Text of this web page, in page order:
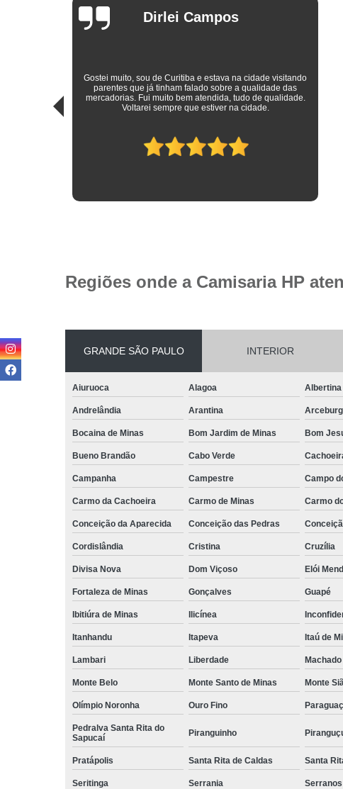
Arthur Mello
Roupas sociais de excelente qualidade e preço mais do que
justo! Atendimento ímpar!
Regiões onde a Camisaria HP
GRANDE SÃO PAULO INTERIOR
Aiuruoca Alagoa Albertina
Andrelândia Arantina
Bocaina de Minas Bom Jardim de Minas Bom
Bueno Brandão Cabo Verde
Campanha Campestre Campo
Carmo da Cachoeira Carmo de Minas Carmo
Conceição da Aparecida Conceição das Pedras
Cordislândia Cristina Cruzília
Divisa Nova Dom Viçoso Elói
Fortaleza de Minas Gonçalves Guapé
Ibitiúra de Minas Ilicínea
Itanhandu Itapeva Itaú de
Lambari Liberdade Machado
Monte Belo Monte Santo de Minas Monte
Olímpio Noronha Ouro Fino
Pedralva Santa Rita do
Sapucaí
Piranguinho
Pratápolis Santa Rita de Caldas Santa
Seritinga Serrania Serranos